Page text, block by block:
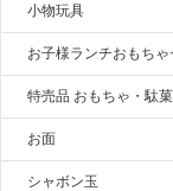
小物玩具
お子様ランチおもちゃ
特売品 おもちゃ・駄
お面
シャボン玉